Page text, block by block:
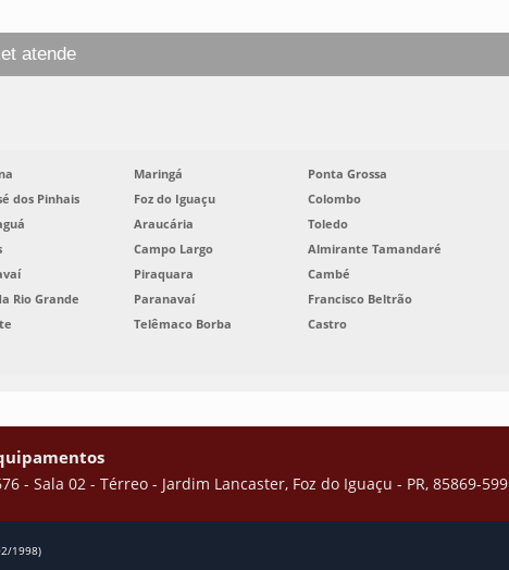
atende
Maringá
Ponta Grossa
dos Pinhais Foz do Iguaçu
Colombo
Araucária
Toledo
Campo Largo
Almirante Tamandaré
Piraquara
Cambé
Rio Grande Paranavaí
Francisco Beltrão
Telêmaco Borba
Castro
- Sala 02 - Térreo - Jardim Lancaster, Foz do Iguaçu - PR, 85869-599
1998)